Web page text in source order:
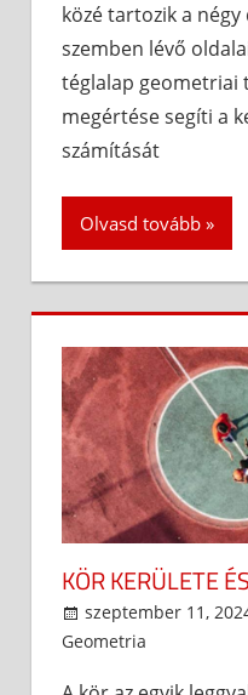
közé tartozik a négy
szemben lévő
téglalap geometriai
megértése segíti a
számítását
Olvasd tovább
KÖR KERÜLETE
szeptember 11,
Geometria